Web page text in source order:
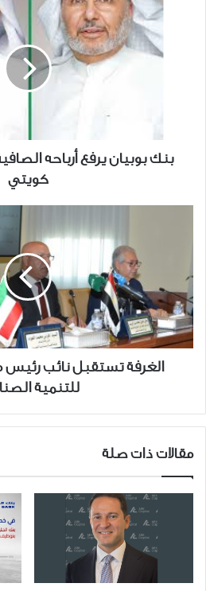
بوبيان
أرباحه
مليون
دينار
كويتي
كويتي
الغرفة
رئيس
مجلس
الوزراء
المصري
للتنمية
الصناعية
الغرفة تستقبل نائب رئيس
للتنمية
مقالات ذات صلة